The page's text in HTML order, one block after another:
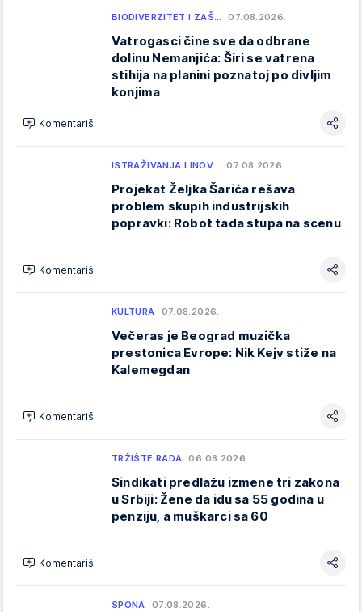
BIODIVERZITET I ZAŠ… 07.08.2026.
Vatrogasci čine sve da odbrane
dolinu Nemanjića: Širi se vatrena
stihija na planini poznatoj po divljim
konjima
Komentariši
ISTRAŽIVANJA I INOV… 07.08.2026.
Projekat Željka Šarića rešava
problem skupih industrijskih
popravki: Robot tada stupa na scenu
Komentariši
KULTURA 07.08.2026.
Večeras je Beograd muzička
prestonica Evrope: Nik Kejv stiže na
Kalemegdan
Komentariši
TRŽIŠTE RADA 06.08.2026.
Sindikati predlažu izmene tri zakona
u Srbiji: Žene da idu sa 55 godina u
penziju, a muškarci sa 60
Komentariši
SPONA 07.08.2026.